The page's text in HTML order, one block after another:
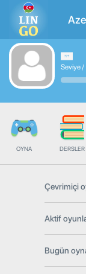
Seviye/
OYNA DERSLER
Çevrimiçi
Aktif
Bugün